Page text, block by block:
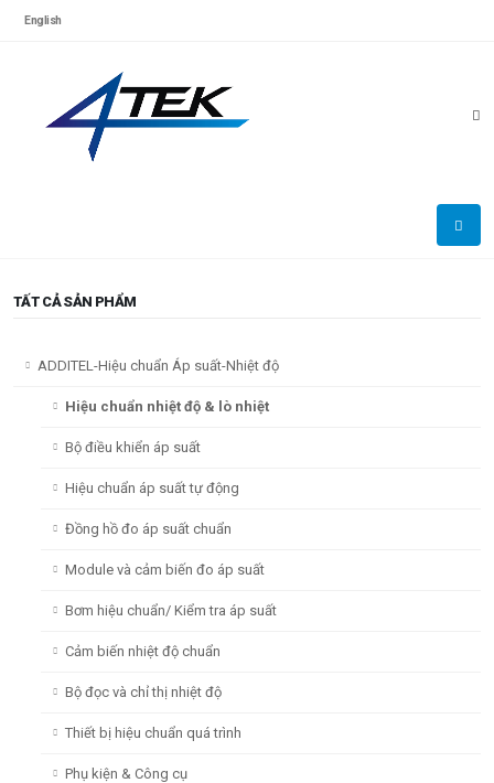
English
TẤT CẢ SẢN PHẨM
ADDITEL-Hiệu chuẩn Áp suất-Nhiệt độ
Hiệu chuẩn nhiệt độ & lò nhiệt
Bộ điều khiển áp suất
Hiệu chuẩn áp suất tự động
Đồng hồ đo áp suất chuẩn
Module và cảm biến đo áp suất
Bơm hiệu chuẩn/ Kiểm tra áp suất
Cảm biến nhiệt độ chuẩn
Bộ đọc và chỉ thị nhiệt độ
Thiết bị hiệu chuẩn quá trình
Phụ kiện & Công cụ